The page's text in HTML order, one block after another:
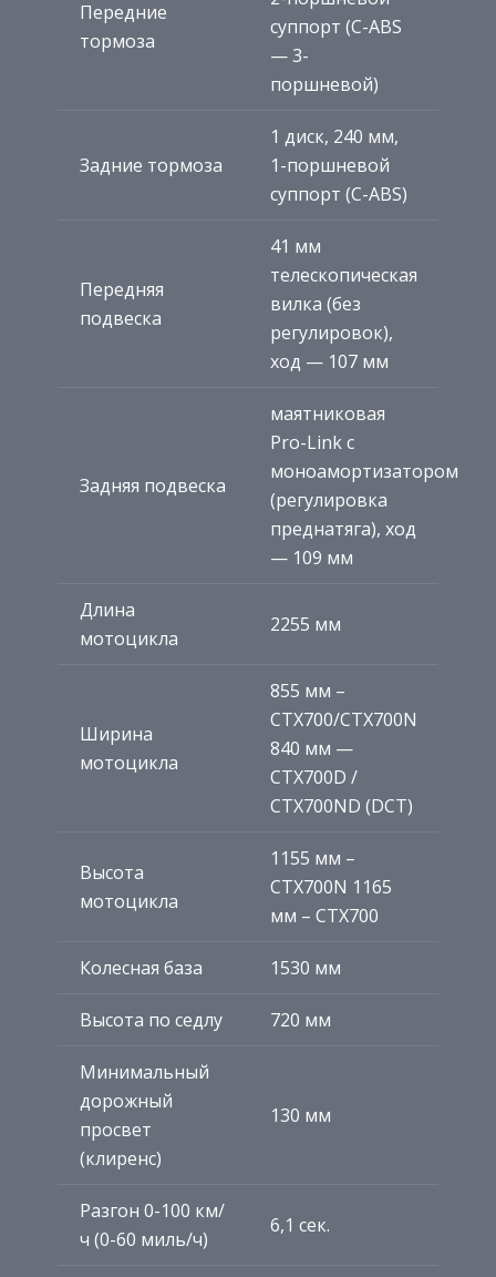
Передние
тормоза
суппорт (C-ABS
— 3-
поршневой)
Задние тормоза
1 диск, 240 мм,
1-поршневой
суппорт (C-ABS)
Передняя
подвеска
41 мм
телескопическая
вилка (без
регулировок),
ход — 107 мм
Задняя подвеска
маятниковая
Pro-Link с
моноамортизатором
(регулировка
преднатяга), ход
— 109 мм
Длина
мотоцикла
2255 мм
Ширина
мотоцикла
855 мм –
CTX700/CTX700N
840 мм —
CTX700D /
CTX700ND (DCT)
Высота
мотоцикла
1155 мм –
CTX700N 1165
мм – CTX700
Колесная база 1530 мм
Высота по седлу 720 мм
Минимальный
дорожный
просвет
(клиренс)
130 мм
Разгон 0-100 км/
ч (0-60 миль/ч)
6,1 сек.